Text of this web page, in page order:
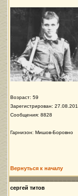
Возраст: 59
Зарегистрирован:
Сообщения: 8828
Гарнизон: Мишов-Боровно
Вернуться к началу
сергей титов